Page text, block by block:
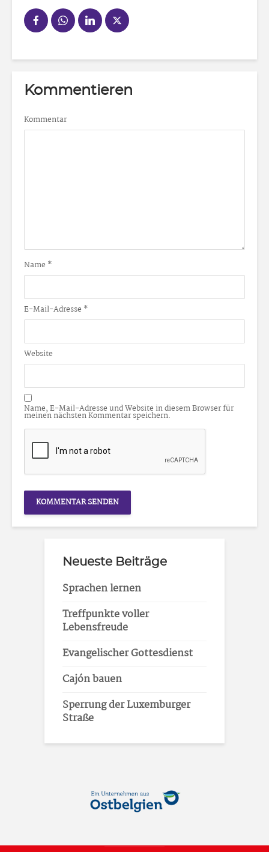
Kommentieren
Kommentar
Name *
E-Mail-Adresse *
Website
Name, E-Mail-Adresse und Website in diesem Browser für
meinen nächsten Kommentar speichern.
Neueste Beiträge
Sprachen lernen
Treffpunkte voller
Lebensfreude
Evangelischer Gottesdienst
Cajón bauen
Sperrung der Luxemburger
Straße